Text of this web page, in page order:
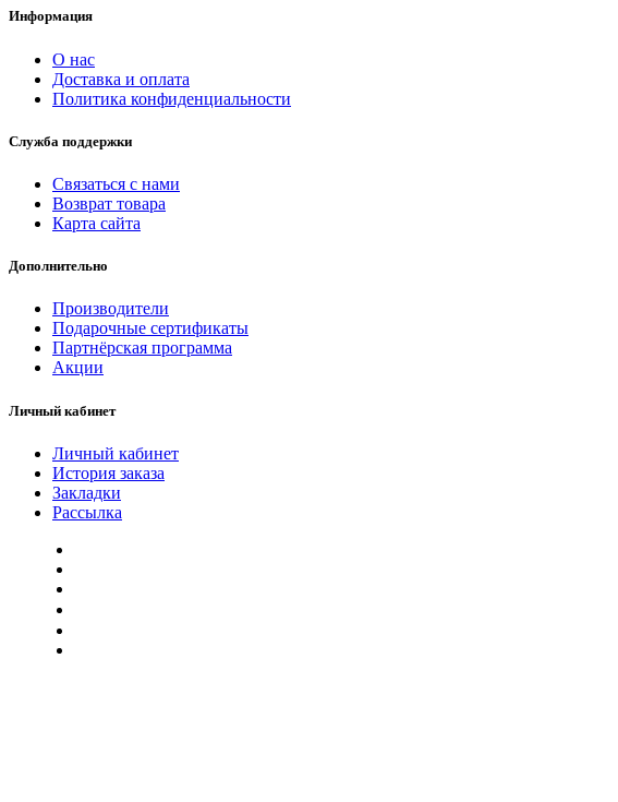
Информация
О нас
Доставка и оплата
Политика конфиденциальности
Служба поддержки
Связаться с нами
Возврат товара
Карта сайта
Дополнительно
Производители
Подарочные сертификаты
Партнёрская программа
Акции
Личный кабинет
Личный кабинет
История заказа
Закладки
Рассылка